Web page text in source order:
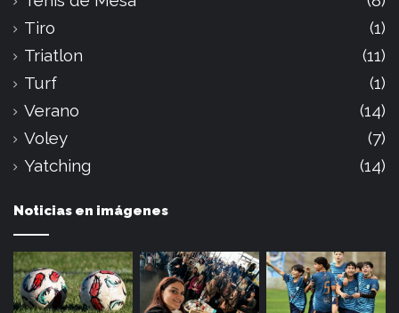
Tiro
(1)
Triatlon
(11)
Turf
(1)
Verano
(14)
Voley
(7)
Yatching
(14)
Noticias en imágenes